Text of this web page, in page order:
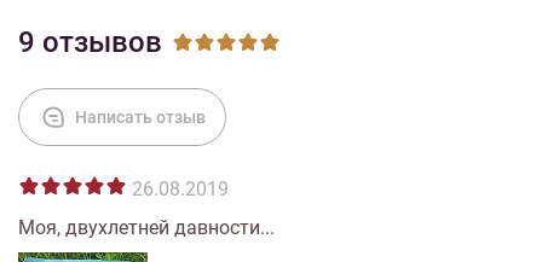
9 отзывов
Написать отзыв
26.08.2019
Моя, двухлетней давности...